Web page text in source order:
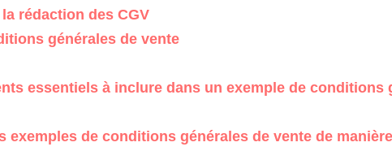
rédaction des CGV
générales de vente
essentiels à inclure dans un exemple de conditions
exemples de conditions générales de vente de